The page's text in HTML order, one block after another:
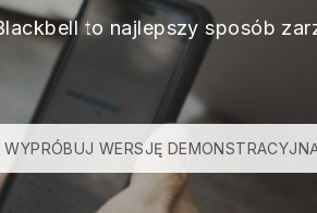
to najlepszy sposób
WYPRÓBUJ WERSJĘ